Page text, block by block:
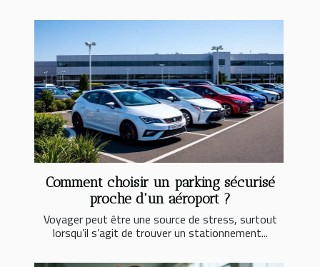
Comment choisir un parking sécurisé
proche d'un aéroport ?
Voyager peut être une source de stress, surtout
lorsqu’il s’agit de trouver un stationnement...